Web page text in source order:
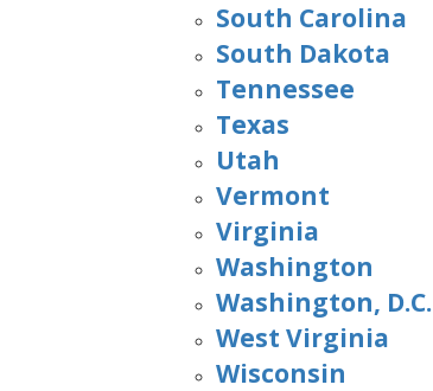
South Carolina
South Dakota
Tennessee
Texas
Utah
Vermont
Virginia
Washington
Washington, D.C.
West Virginia
Wisconsin